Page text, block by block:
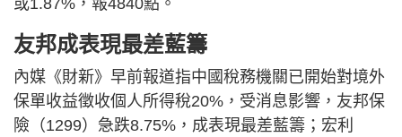
友邦成表現最差藍籌
內媒《財新》早前報道指中國稅務機關已開始對境外
保單收益徵收個人所得稅20%，受消息影響，友邦保
險（1299）急跌8.75%，成表現最差藍籌；宏利